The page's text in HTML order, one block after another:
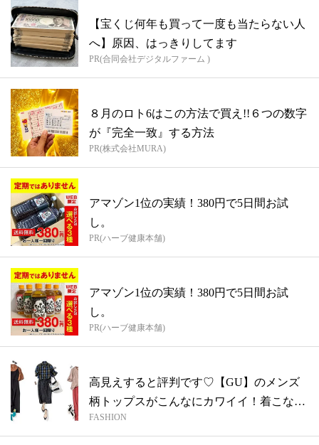
【宝くじ何年も買って一度も当たらない人
へ】原因、はっきりしてます
PR(合同会社デジタルファーム )
８月のロト6はこの方法で買え!!６つの数字
が『完全一致』する方法
PR(株式会社MURA)
アマゾン1位の実績！380円で5日間お試
し。
PR(ハーブ健康本舗)
アマゾン1位の実績！380円で5日間お試
し。
PR(ハーブ健康本舗)
高見えすると評判です♡【GU】のメンズ
柄トップスがこんなにカワイイ！着こなし
実例...
FASHION